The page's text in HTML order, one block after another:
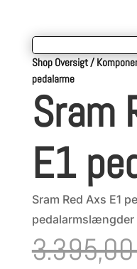
Geargrupper
Komponenter
Værktøj
Wattmålere
Shop Oversigt/
pedalarme
Sram
E1
Sram Red Axs E1
pedalarmslængder